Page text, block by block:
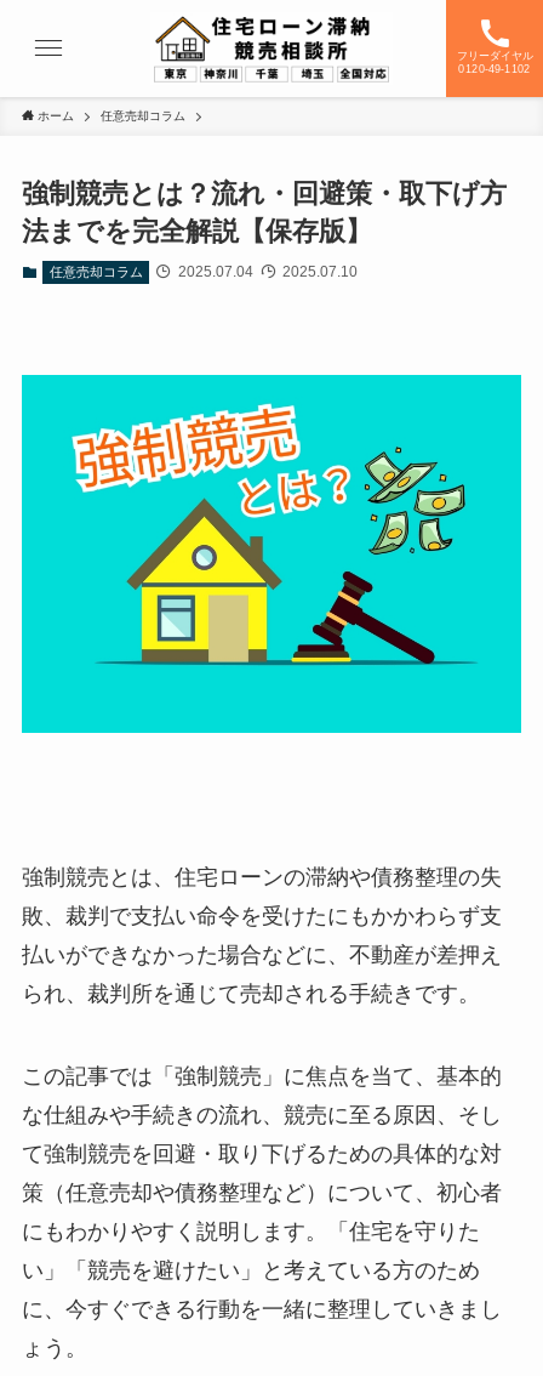
フリーダイヤル
0120-49-1102
ホーム 任意売却コラム
強制競売とは？流れ・回避策・取下げ方
法までを完全解説【保存版】
任意売却コラム 2025.07.04 2025.07.10
強制競売とは、住宅ローンの滞納や債務整理の失
敗、裁判で支払い命令を受けたにもかかわらず支
払いができなかった場合などに、不動産が差押え
られ、裁判所を通じて売却される手続きです。
この記事では「強制競売」に焦点を当て、基本的
な仕組みや手続きの流れ、競売に至る原因、そし
て強制競売を回避・取り下げるための具体的な対
策（任意売却や債務整理など）について、初心者
にもわかりやすく説明します。「住宅を守りた
い」「競売を避けたい」と考えている方のため
に、今すぐできる行動を一緒に整理していきまし
ょう。